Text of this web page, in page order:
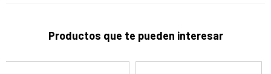
Productos que te pueden interesar